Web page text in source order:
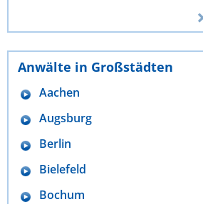
Anwälte in Großstädten
Aachen
Augsburg
Berlin
Bielefeld
Bochum